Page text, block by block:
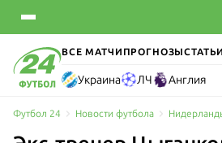
ВСЕ МАТЧИ ПРОГНОЗЫСТАТЬИ
Украина ЛЧ Англия
Футбол 24 Новости футбола